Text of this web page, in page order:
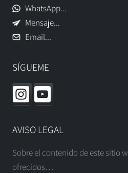
WhatsApp...
Mensaje...
Email...
SÍGUEME
AVISO LEGAL
Sobre el contenido de este sitio
ofrecidos…